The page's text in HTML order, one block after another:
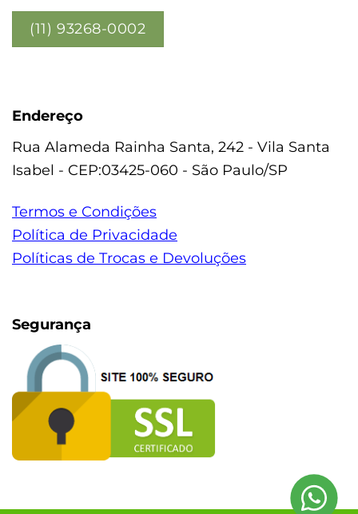
(11) 93268-0002
Endereço
Rua Alameda Rainha Santa, 242 - Vila Santa
Isabel - CEP:03425-060 - São Paulo/SP
Termos e Condições
Política de Privacidade
Políticas de Trocas e Devoluções
Segurança